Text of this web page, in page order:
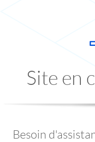
Site en
Besoin